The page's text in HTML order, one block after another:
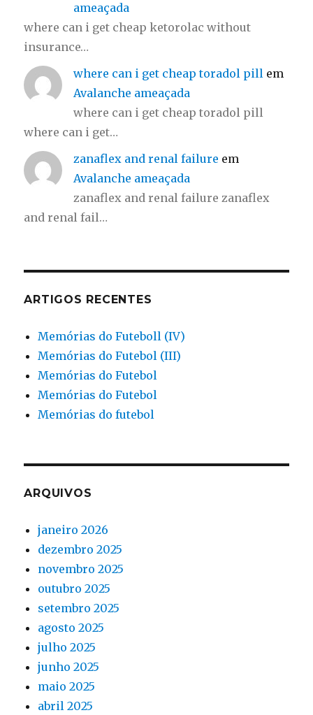
ameaçada
where can i get cheap ketorolac without
insurance…
where can i get cheap toradol pill em
Avalanche ameaçada
where can i get cheap toradol pill
where can i get…
zanaflex and renal failure em
Avalanche ameaçada
zanaflex and renal failure zanaflex
and renal fail…
ARTIGOS RECENTES
Memórias do Futeboll (IV)
Memórias do Futebol (III)
Memórias do Futebol
Memórias do Futebol
Memórias do futebol
ARQUIVOS
janeiro 2026
dezembro 2025
novembro 2025
outubro 2025
setembro 2025
agosto 2025
julho 2025
junho 2025
maio 2025
abril 2025